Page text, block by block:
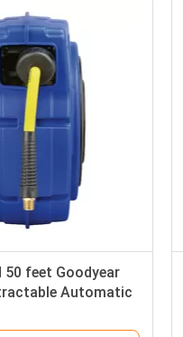
50 feet Goodyear
Automatic